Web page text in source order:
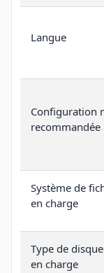
Langue
Configuration
recommandée
Système de
en charge
Type de
en charge